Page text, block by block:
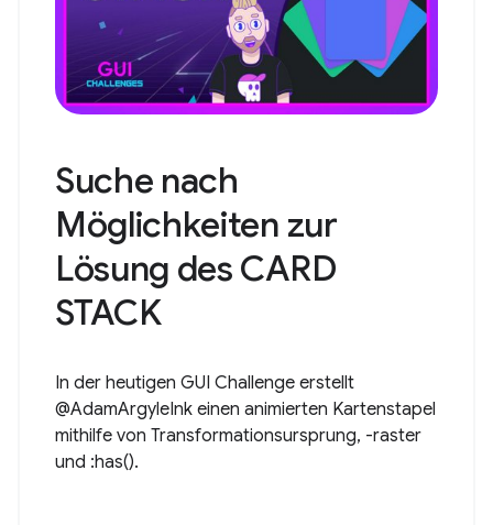
Suche nach
Möglichkeiten zur
Lösung des CARD
STACK
In der heutigen GUI Challenge erstellt
@AdamArgyleInk einen animierten Kartenstapel
mithilfe von Transformationsursprung, -raster
und :has().